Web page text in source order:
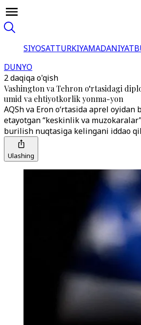
SIYOSATTURKIYAMADANIYAT
DUNYO
2 daqiqa o'qish
Vashington va Tehron o‘rtasidagi
umid va ehtiyotkorlik yonma-yon
AQSh va Eron o‘rtasida aprel oyidan
etayotgan “keskinlik va
burilish nuqtasiga kelingani iddao
Ulashing